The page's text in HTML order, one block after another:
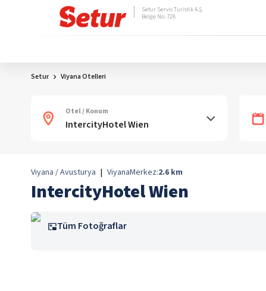
Setur Servis Turistik A.Ş.
Belge No: 728
Setur Viyana Otelleri
Otel / Konum
Viyana / Avusturya | ViyanaMerkez:2.6 km
IntercityHotel Wien
Tüm Fotoğraflar